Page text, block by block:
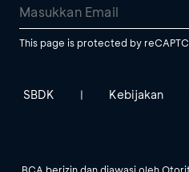
This page is protected by
SBDK | Kebijakan
BCA berizin dan diawasi oleh